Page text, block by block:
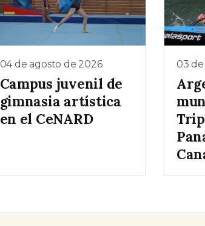
04 de agosto de 2026
Campus juvenil de
gimnasia artística
en el CeNARD
03